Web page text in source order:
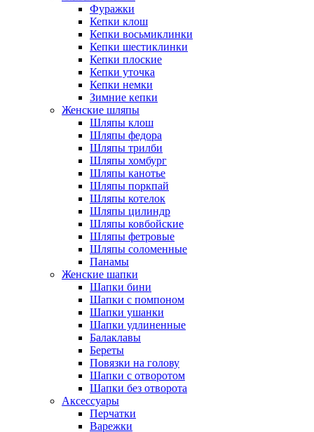
Фуражки
Кепки клош
Кепки восьмиклинки
Кепки шестиклинки
Кепки плоские
Кепки уточка
Кепки немки
Зимние кепки
Женские шляпы
Шляпы клош
Шляпы федора
Шляпы трилби
Шляпы хомбург
Шляпы канотье
Шляпы поркпай
Шляпы котелок
Шляпы цилиндр
Шляпы ковбойские
Шляпы фетровые
Шляпы соломенные
Панамы
Женские шапки
Шапки бини
Шапки с помпоном
Шапки ушанки
Шапки удлиненные
Балаклавы
Береты
Повязки на голову
Шапки с отворотом
Шапки без отворота
Аксессуары
Перчатки
Варежки